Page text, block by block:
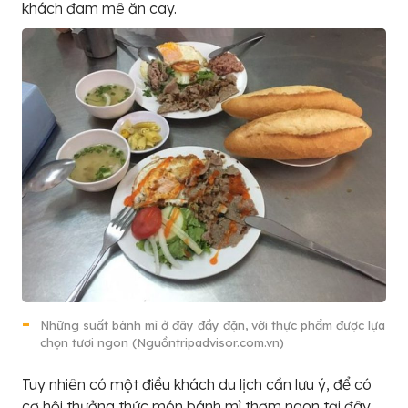
khách đam mê ăn cay.
Những suất bánh mì ở đây đầy đặn, với thực phẩm được lựa
chọn tươi ngon (Nguồntripadvisor.com.vn)
Tuy nhiên có một điều khách du lịch cần lưu ý, để có